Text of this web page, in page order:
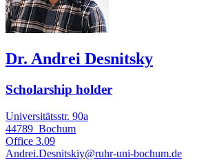
Dr. Andrei Desnitsky
Scholarship holder
Universitätsstr. 90a
44789 Bochum
Office 3.09
Andrei.Desnitskiy@ruhr-uni-bochum.de